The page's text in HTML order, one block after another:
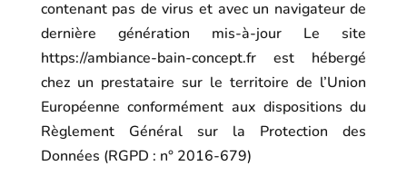
contenant pas de virus et avec un navigateur de
dernière génération mis-à-jour Le site
https://ambiance-bain-concept.frest hébergé
chez un prestataire sur le territoire de l’Union
Européenne conformément aux dispositions du
Règlement Général sur la Protection des
Données (RGPD : n° 2016-679)